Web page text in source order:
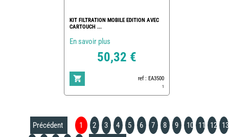
KIT FILTRATION MOBILE EDITION AVEC
CARTOUCH ...
En savoir plus
50,32 €
ref : EA3500
1
Précédent 1 2 3 4 5 6 7 8 9 10 11 12
13